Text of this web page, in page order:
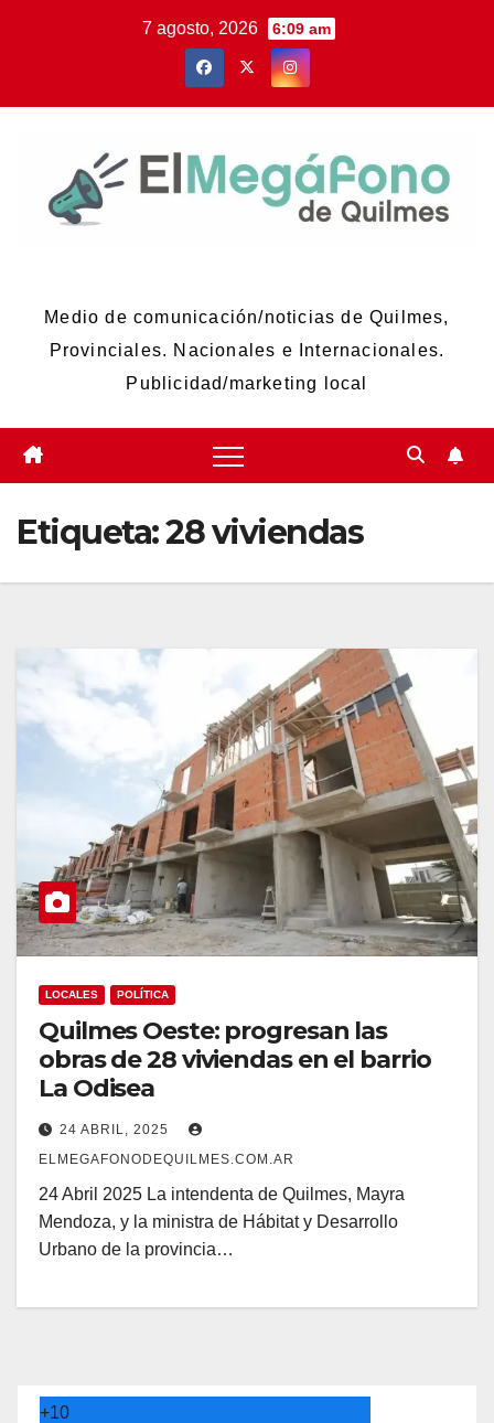
7 agosto, 2026 6:09 am
Medio de comunicación/noticias de Quilmes,
Provinciales. Nacionales e Internacionales.
Publicidad/marketing local
Etiqueta:28 viviendas
LOCALES POLÍTICA
Quilmes Oeste: progresan las
obras de 28 viviendas en el barrio
La Odisea
24 ABRIL, 2025
ELMEGAFONODEQUILMES.COM.AR
24 Abril 2025 La intendenta de Quilmes, Mayra
Mendoza, y la ministra de Hábitat y Desarrollo
Urbano de la provincia…
+10